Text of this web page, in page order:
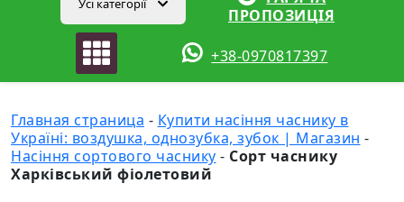
Усі категорії
ПРОПОЗИЦІЯ
+38-0970817397
Главная страница - Купити насіння часнику в
Україні: воздушка, однозубка, зубок | Магазин -
Насіння сортового часнику - Сорт часнику
Харківський фіолетовий